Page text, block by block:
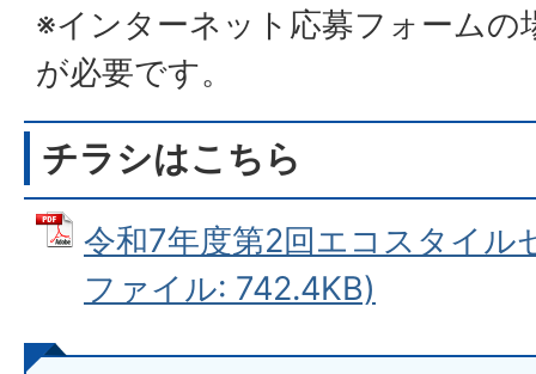
※インターネット応募フォームの
が必要です。
チラシはこちら
令和7年度第2回エコスタイル
ファイル: 742.4KB)